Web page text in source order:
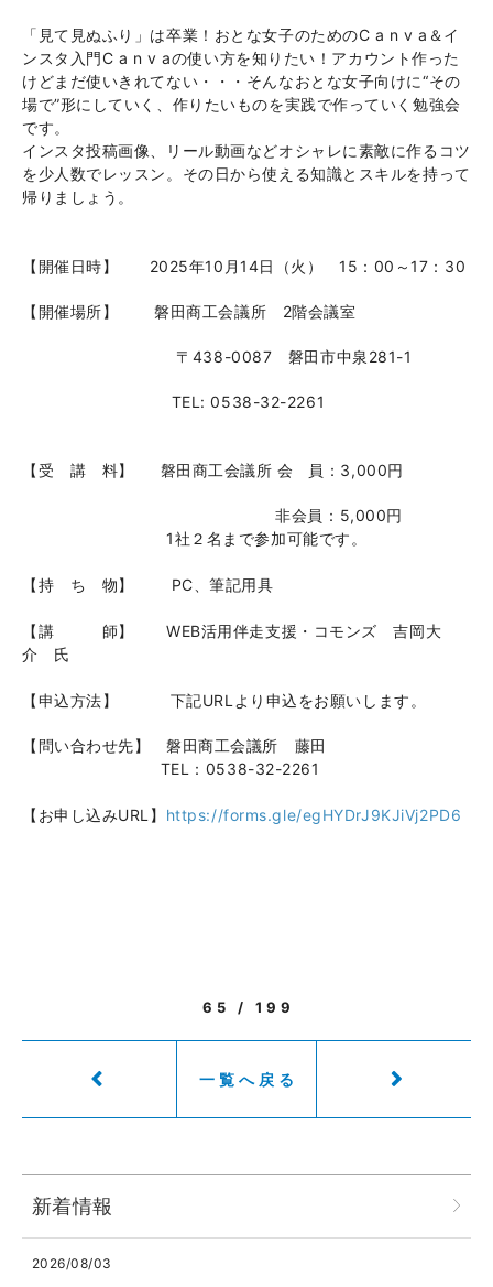
「見て見ぬふり」は卒業！おとな女子のためのC a n v a＆イ
ンスタ入門C a n v aの使い方を知りたい！アカウント作った
けどまだ使いきれてない・・・そんなおとな女子向けに“その
場で”形にしていく、作りたいものを実践で作っていく勉強会
です。
インスタ投稿画像、リール動画などオシャレに素敵に作るコツ
を少人数でレッスン。その日から使える知識とスキルを持って
帰りましょう。
【開催日時】 2025年10月14日（火） 15：00～17：30
【開催場所】 磐田商工会議所 2階会議室
〒438-0087 磐田市中泉281-1
TEL: 0538-32-2261
【受 講 料】 磐田商工会議所 会 員：3,000円
非会員：5,000円
1社２名まで参加可能です。
【持 ち 物】 PC、筆記用具
【講 師】 WEB活用伴走支援・コモンズ 吉岡大
介 氏
【申込方法】 下記URLより申込をお願いします。
【問い合わせ先】 磐田商工会議所 藤田
TEL：0538-32-2261
【お申し込みURL】 https://forms.gle/egHYDrJ9KJiVj2PD6
65 / 199
一覧へ戻る
新着情報
2026/08/03